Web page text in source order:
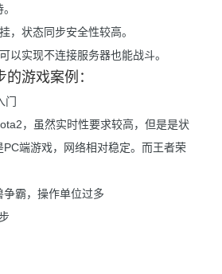
，状态同步安全性较高。
以实现不连接服务器也能战斗。
游戏案例：
，虽然实时性要求较高，但是是状
端游戏，网络相对稳定。而王者荣
霸，操作单位过多